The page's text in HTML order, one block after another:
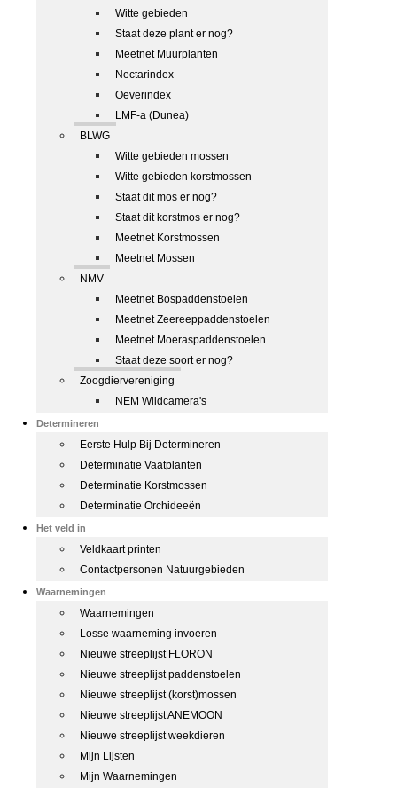
Witte gebieden
Staat deze plant er nog?
Meetnet Muurplanten
Nectarindex
Oeverindex
LMF-a (Dunea)
BLWG
Witte gebieden mossen
Witte gebieden korstmossen
Staat dit mos er nog?
Staat dit korstmos er nog?
Meetnet Korstmossen
Meetnet Mossen
NMV
Meetnet Bospaddenstoelen
Meetnet Zeereeppaddenstoelen
Meetnet Moeraspaddenstoelen
Staat deze soort er nog?
Zoogdiervereniging
NEM Wildcamera's
Determineren
Eerste Hulp Bij Determineren
Determinatie Vaatplanten
Determinatie Korstmossen
Determinatie Orchideeën
Het veld in
Veldkaart printen
Contactpersonen Natuurgebieden
Waarnemingen
Waarnemingen
Losse waarneming invoeren
Nieuwe streeplijst FLORON
Nieuwe streeplijst paddenstoelen
Nieuwe streeplijst (korst)mossen
Nieuwe streeplijst ANEMOON
Nieuwe streeplijst weekdieren
Mijn Lijsten
Mijn Waarnemingen